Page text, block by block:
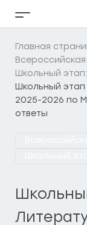
Кнопка
бокового
меню
Главная
Школьный этап
Школьный
2025-2026 по
ответы